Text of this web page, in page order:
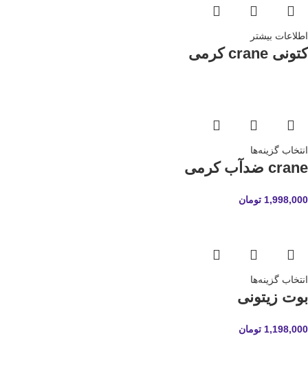
اطلاعات بیشتر
کتونی crane کرمی
انتخاب گزینه‌ها
crane ضدآب کرمی
1,998,000 تومان
انتخاب گزینه‌ها
بوت زیتونی
1,198,000 تومان